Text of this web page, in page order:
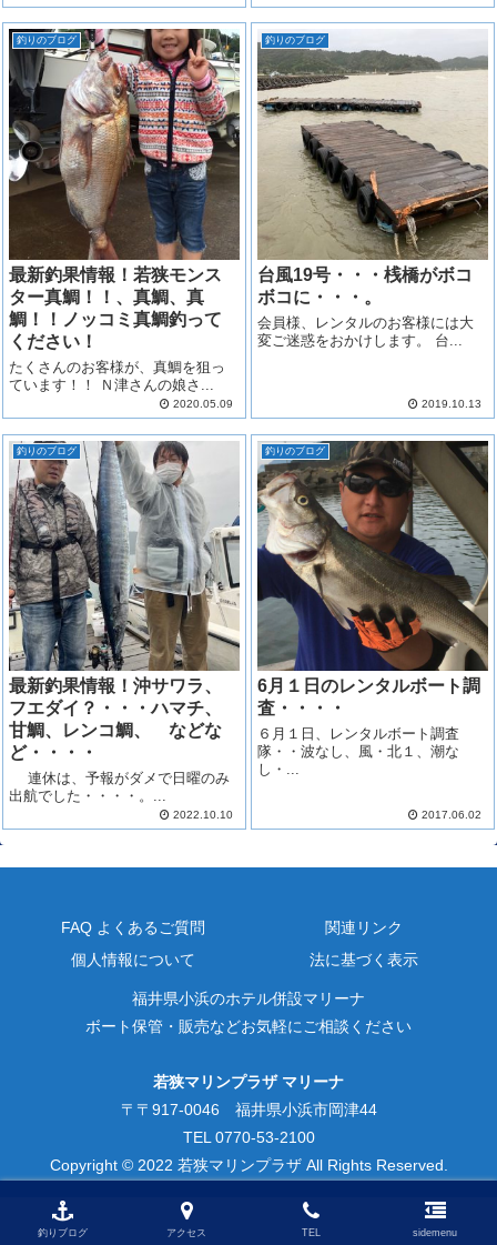
釣りのブログ
最新釣果情報！若狭モンス
ター真鯛！！、真鯛、真
鯛！！ノッコミ真鯛釣って
ください！
たくさんのお客様が、真鯛を狙っ
ています！！ Ｎ津さんの娘さ...
2020.05.09
釣りのブログ
台風19号・・・桟橋がボコ
ボコに・・・。
会員様、レンタルのお客様には大
変ご迷惑をおかけします。 台...
2019.10.13
釣りのブログ
最新釣果情報！沖サワラ、
フエダイ？・・・ハマチ、
甘鯛、レンコ鯛、 などな
ど・・・・
連休は、予報がダメで日曜のみ
出航でした・・・・。...
2022.10.10
釣りのブログ
6月１日のレンタルボート調
査・・・・
６月１日、レンタルボート調査
隊・・波なし、風・北１、潮な
し・...
2017.06.02
FAQ よくあるご質問
関連リンク
個人情報について
法に基づく表示
福井県小浜のホテル併設マリーナ
ボート保管・販売などお気軽にご相談ください
若狭マリンプラザ マリーナ
〒〒917-0046 福井県小浜市岡津44
TEL 0770-53-2100
Copyright © 2022 若狭マリンプラザ All Rights Reserved.
釣りブログ アクセス TEL sidemenu